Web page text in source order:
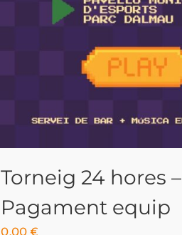
Torneig 24 hores –
Pagament equip
0.00€